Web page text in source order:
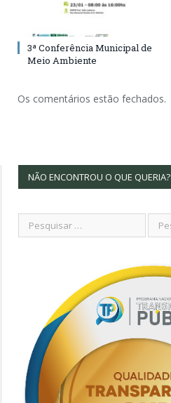
3ª Conferência Municipal de
Meio Ambiente
Os comentários estão fechados.
NÃO ENCONTROU O QUE QUERIA?